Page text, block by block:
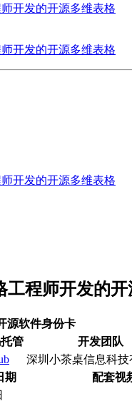
开发的开源多维表格
开发的开源多维表格
开发的开源多维表格
工程师开发的
源软件身份卡
管 开发团队
深圳小茶桌信息科技
期
配套视